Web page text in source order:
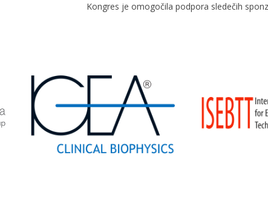
Kongres je omogočila podpora sledečih